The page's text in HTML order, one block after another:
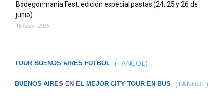
Bodegonmania Fest, edición especial pastas (24, 25 y 26 de
junio)
16 junio, 2025
TOUR BUENOS AIRES FUTBOL (TANGOL)
BUENOS AIRES EN EL MEJOR CITY TOUR EN BUS (TANGOL)